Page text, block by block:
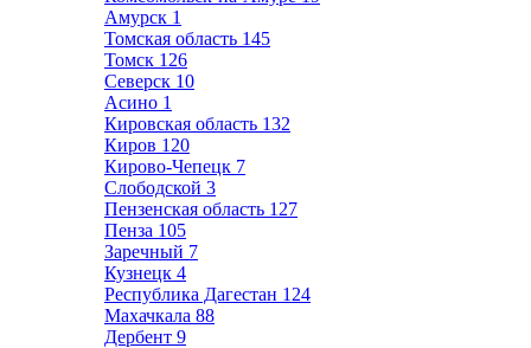
Амурск 1
Томская область 145
Томск 126
Северск 10
Асино 1
Кировская область 132
Киров 120
Кирово-Чепецк 7
Слободской 3
Пензенская область 127
Пенза 105
Заречный 7
Кузнецк 4
Республика Дагестан 124
Махачкала 88
Дербент 9